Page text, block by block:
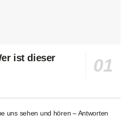
ist dieser
uns sehen und hören – Antworten